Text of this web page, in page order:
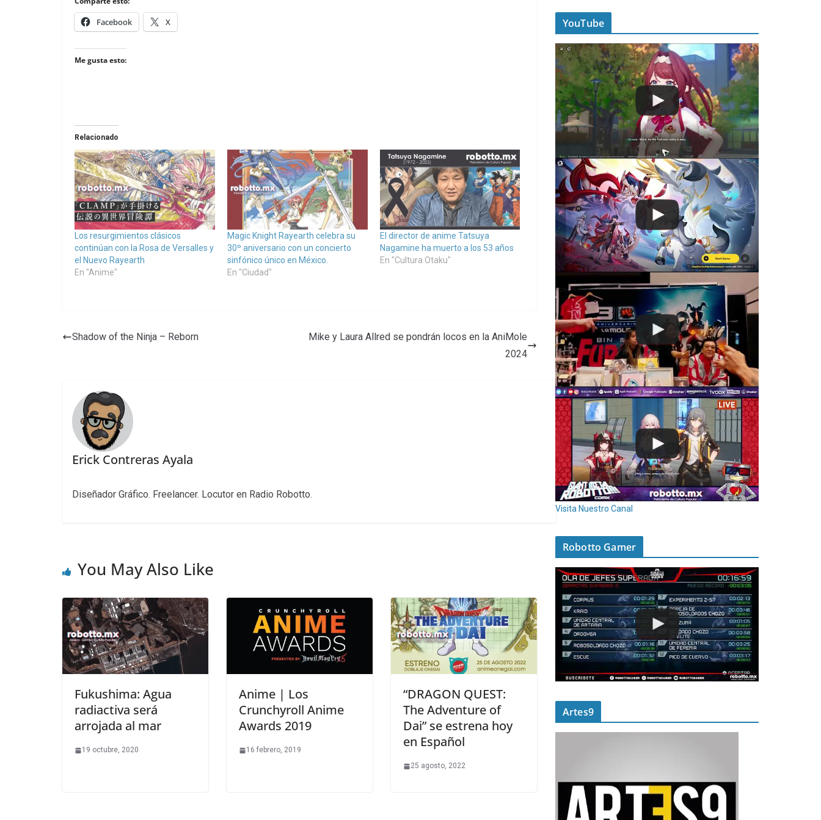
Facebook X
Me gusta esto:
Relacionado
Los resurgimientos clásicos
continúan con la Rosa de Versalles y
el Nuevo Rayearth
En "Anime"
Magic Knight Rayearth celebra su
30º aniversario con un concierto
sinfónico único en México.
En "Ciudad"
El director de anime Tatsuya
Nagamine ha muerto a los 53 años
En "Cultura Otaku"
Shadow of the Ninja – Reborn
Mike y Laura Allred se pondrán locos en la AniMole
2024
Erick Contreras Ayala
Diseñador Gráfico. Freelancer. Locutor en Radio Robotto.
You May Also Like
Fukushima: Agua
radiactiva será
arrojada al mar
19 octubre, 2020
Anime | Los
Crunchyroll Anime
Awards 2019
16 febrero, 2019
“DRAGON QUEST:
The Adventure of
Dai” se estrena hoy
en Español
25 agosto, 2022
YouTube
Visita Nuestro Canal
Robotto Gamer
Artes9